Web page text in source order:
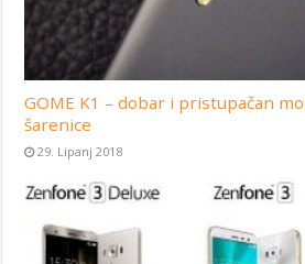
GOME K1 – dobar i pristupačan
šarenice
29. Lipanj 2018